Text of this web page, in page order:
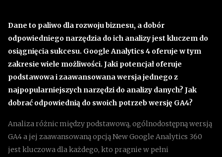
Dane to paliwo dla rozwoju biznesu, a dobór
odpowiedniego narzędzia do ich analizy jest kluczem do
osiągnięcia sukcesu. Google Analytics 4 oferuje w tym
zakresie wiele możliwości. Jaki potencjał oferuje
podstawowa i zaawansowana wersja jednego z
najpopularniejszych narzędzi do analizy danych? Jak
dobrać odpowiednią do swoich potrzeb wersję GA4?
Analiza różnic między podstawową, ogólnodostępną wersją
GA4 a jej zaawansowaną opcją New Google Analytics 360
jest kluczowa dla każdego, kto pragnie w pełni